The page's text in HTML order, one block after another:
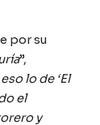
por su
”,
lo de ‘El
el
y